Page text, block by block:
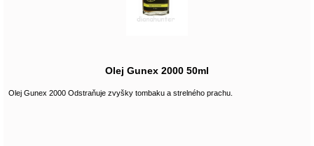
Olej Gunex 2000 50ml
Olej Gunex 2000 Odstraňuje zvyšky tombaku a strelného prachu.